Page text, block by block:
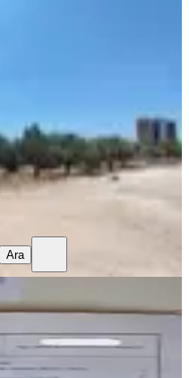
İmarlı
Ara
Osmangazide Satılık